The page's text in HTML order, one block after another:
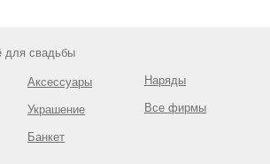
для свадьбы
Аксессуары
Украшение
Банкет
Наряды
Все фирмы